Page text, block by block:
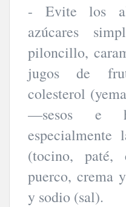
- Evite los
azúcares
piloncillo,
jugos de
colesterol
—sesos e
(tocino, paté,
puerco, crema
y sodio (sal).